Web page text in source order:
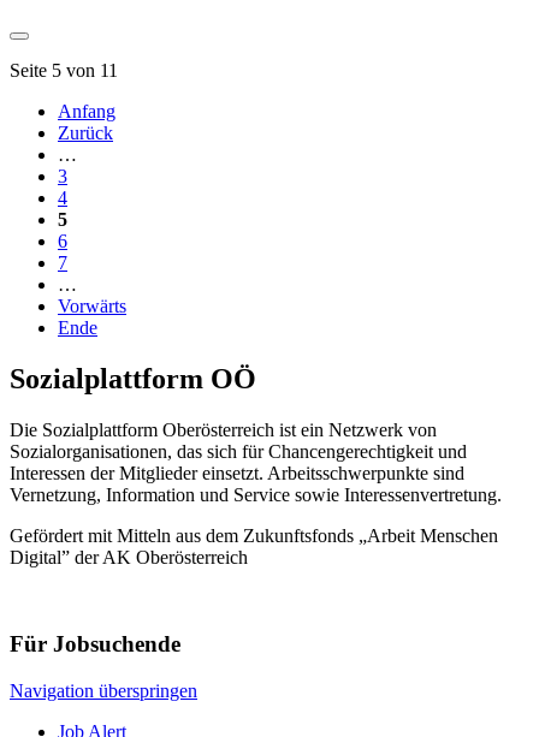
Seite 5 von 11
Anfang
Zurück
…
3
4
5
6
7
…
Vorwärts
Ende
Sozialplattform OÖ
Die Sozialplattform Oberösterreich ist ein Netzwerk von
Sozialorganisationen, das sich für Chancengerechtigkeit und
Interessen der Mitglieder einsetzt. Arbeitsschwerpunkte sind
Vernetzung, Information und Service sowie Interessenvertretung.
Gefördert mit Mitteln aus dem Zukunftsfonds „Arbeit Menschen
Digital” der AK Oberösterreich
Für Jobsuchende
Navigation überspringen
Job Alert